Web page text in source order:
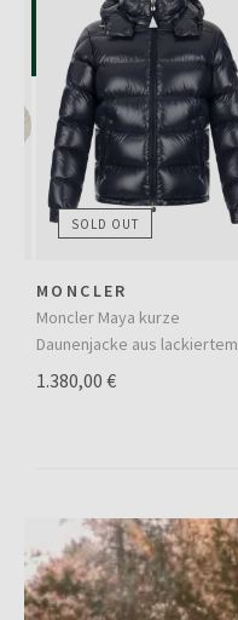
SOLD OUT
MONCLER
Moncler Maya kurze
Daunenjacke aus lackiertem
Nylon
1.380,00 €